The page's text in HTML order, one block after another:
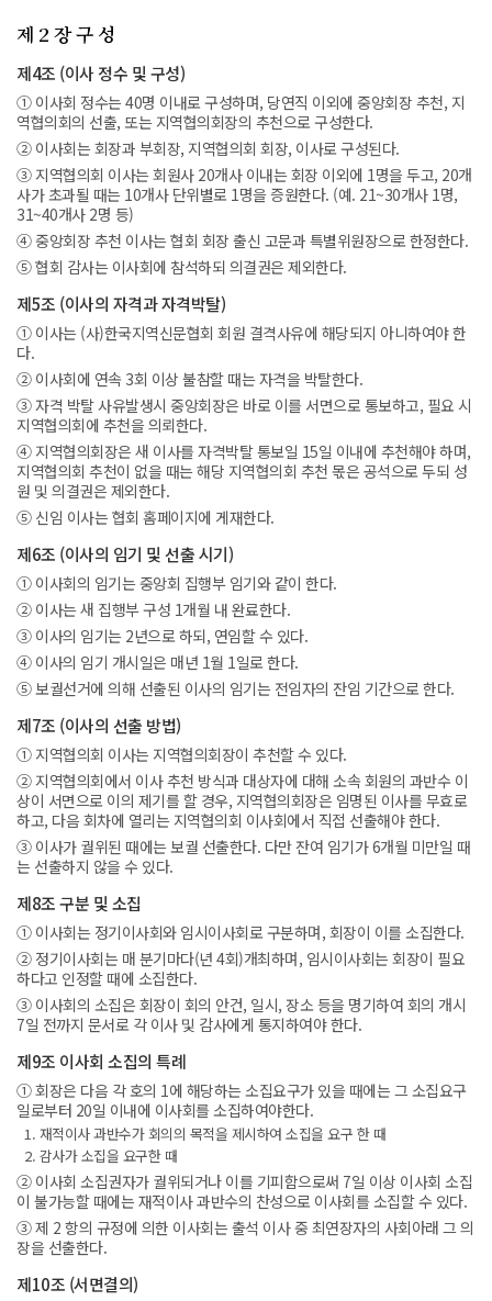
제 2 장 구 성
제4조 (이사 정수 및 구성)
① 이사회 정수는 40명 이내로 구성하며, 당연직 이외에 중앙회장 추천, 지
역협의회의 선출, 또는 지역협의회장의 추천으로 구성한다.
② 이사회는 회장과 부회장, 지역협의회 회장, 이사로 구성된다.
③ 지역협의회 이사는 회원사 20개사 이내는 회장 이외에 1명을 두고, 20개
사가 초과될 때는 10개사 단위별로 1명을 증원한다. (예. 21~30개사 1명,
31~40개사 2명 등)
④ 중앙회장 추천 이사는 협회 회장 출신 고문과 특별위원장으로 한정한다.
⑤ 협회 감사는 이사회에 참석하되 의결권은 제외한다.
제5조 (이사의 자격과 자격박탈)
① 이사는 (사)한국지역신문협회 회원 결격사유에 해당되지 아니하여야 한
다.
② 이사회에 연속 3회 이상 불참할 때는 자격을 박탈한다.
③ 자격 박탈 사유발생시 중앙회장은 바로 이를 서면으로 통보하고, 필요 시
지역협의회에 추천을 의뢰한다.
④ 지역협의회장은 새 이사를 자격박탈 통보일 15일 이내에 추천해야 하며,
지역협의회 추천이 없을 때는 해당 지역협의회 추천 몫은 공석으로 두되 성
원 및 의결권은 제외한다.
⑤ 신임 이사는 협회 홈페이지에 게재한다.
제6조 (이사의 임기 및 선출 시기)
① 이사회의 임기는 중앙회 집행부 임기와 같이 한다.
② 이사는 새 집행부 구성 1개월 내 완료한다.
③ 이사의 임기는 2년으로 하되, 연임할 수 있다.
④ 이사의 임기 개시일은 매년 1월 1일로 한다.
⑤ 보궐선거에 의해 선출된 이사의 임기는 전임자의 잔임 기간으로 한다.
제7조 (이사의 선출 방법)
① 지역협의회 이사는 지역협의회장이 추천할 수 있다.
② 지역협의회에서 이사 추천 방식과 대상자에 대해 소속 회원의 과반수 이
상이 서면으로 이의 제기를 할 경우, 지역협의회장은 임명된 이사를 무효로
하고, 다음 회차에 열리는 지역협의회 이사회에서 직접 선출해야 한다.
③ 이사가 궐위된 때에는 보궐 선출한다. 다만 잔여 임기가 6개월 미만일 때
는 선출하지 않을 수 있다.
제8조 구분 및 소집
① 이사회는 정기이사회와 임시이사회로 구분하며, 회장이 이를 소집한다.
② 정기이사회는 매 분기마다(년 4회)개최하며, 임시이사회는 회장이 필요
하다고 인정할 때에 소집한다.
③ 이사회의 소집은 회장이 회의 안건, 일시, 장소 등을 명기하여 회의 개시
7일 전까지 문서로 각 이사 및 감사에게 통지하여야 한다.
제9조 이사회 소집의 특례
① 회장은 다음 각 호의 1에 해당하는 소집요구가 있을 때에는 그 소집요구
일로부터 20일 이내에 이사회를 소집하여야한다.
1. 재적이사 과반수가 회의의 목적을 제시하여 소집을 요구 한 때
2. 감사가 소집을 요구한 때
② 이사회 소집권자가 궐위되거나 이를 기피함으로써 7일 이상 이사회 소집
이 불가능할 때에는 재적이사 과반수의 찬성으로 이사회를 소집할 수 있다.
③ 제 2 항의 규정에 의한 이사회는 출석 이사 중 최연장자의 사회아래 그 의
장을 선출한다.
제10조 (서면결의)